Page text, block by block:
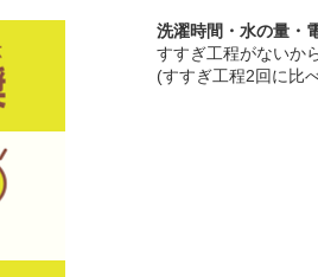
洗濯時間・水の量・
すすぎ工程がないか
(すすぎ工程2回に比